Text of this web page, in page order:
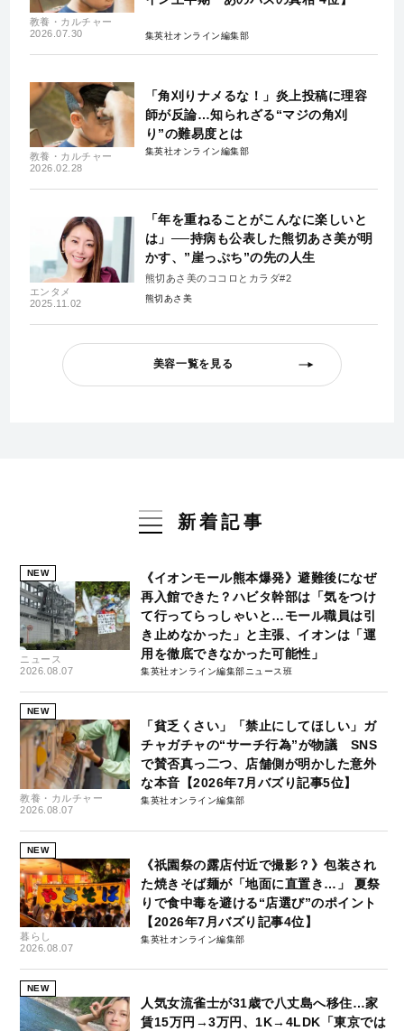
教養・カルチャー
2026.07.30
集英社オンライン編集部
教養・カルチャー
2026.02.28
「角刈りナメるな！」炎上投稿に理容
師が反論…知られざる“マジの角刈
り”の難易度とは
集英社オンライン編集部
エンタメ
2025.11.02
「年を重ねることがこんなに楽しいと
は」──持病も公表した熊切あさ美が明
かす、”崖っぷち”の先の人生
熊切あさ美のココロとカラダ#2
熊切あさ美
美容一覧を見る
新着記事
NEW
ニュース
2026.08.07
《イオンモール熊本爆発》避難後になぜ
再入館できた？ハビタ幹部は「気をつけ
て行ってらっしゃいと…モール職員は引
き止めなかった」と主張、イオンは「運
用を徹底できなかった可能性」
集英社オンライン編集部ニュース班
NEW
教養・カルチャー
2026.08.07
「貧乏くさい」「禁止にしてほしい」ガ
チャガチャの“サーチ行為”が物議 SNS
で賛否真っ二つ、店舗側が明かした意外
な本音【2026年7月バズり記事5位】
集英社オンライン編集部
NEW
暮らし
2026.08.07
《祇園祭の露店付近で撮影？》包装され
た焼きそば麺が「地面に直置き…」 夏祭
りで食中毒を避ける“店選び”のポイント
【2026年7月バズり記事4位】
集英社オンライン編集部
NEW
人気女流雀士が31歳で八丈島へ移住…家
賃15万円→3万円、1K→4LDK「東京では